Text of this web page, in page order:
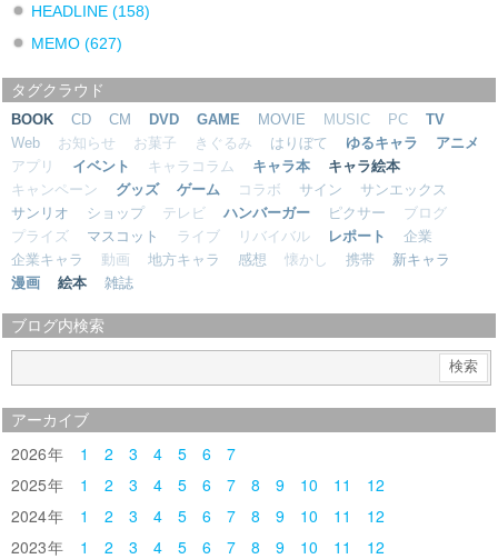
HEADLINE (158)
MEMO (627)
タグクラウド
BOOK CD CM DVD GAME MOVIE MUSIC PC
TV
Web
お知らせ お菓子 きぐるみ はりぼて ゆるキャラ
アニメ
アプリ
イベント キャラコラム キャラ本
キャラ絵本
キャンペーン
グッズ ゲーム コラボ サイン
サンエックス
サンリオ
ショップ テレビ ハンバーガー ピクサー
ブログ
プライズ
マスコット ライブ リバイバル レポート
企業
企業キャラ
動画 地方キャラ 感想 懐かし 携帯
新キャラ
漫画
絵本 雑誌
ブログ内検索
アーカイブ
2026 1 2 3 4 5 6
7
2025
1 2 3 4 5 6 7 8 9 10 11
12
2024
1 2 3 4 5 6 7 8 9 10 11
12
2023
1 2 3 4 5 6 7 8 9 10 11
12